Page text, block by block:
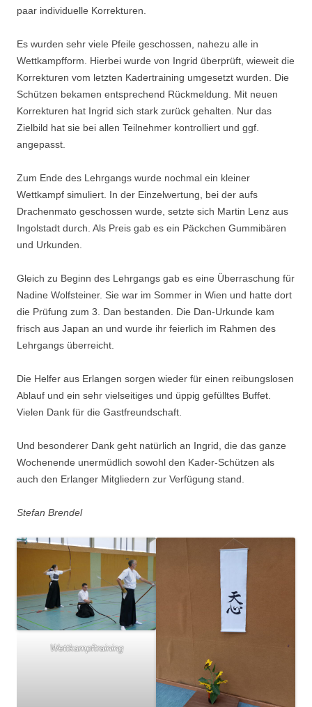
paar individuelle Korrekturen.
Es wurden sehr viele Pfeile geschossen, nahezu alle in
Wettkampfform. Hierbei wurde von Ingrid überprüft, wieweit die
Korrekturen vom letzten Kadertraining umgesetzt wurden. Die
Schützen bekamen entsprechend Rückmeldung. Mit neuen
Korrekturen hat Ingrid sich stark zurück gehalten. Nur das
Zielbild hat sie bei allen Teilnehmer kontrolliert und ggf.
angepasst.
Zum Ende des Lehrgangs wurde nochmal ein kleiner
Wettkampf simuliert. In der Einzelwertung, bei der aufs
Drachenmato geschossen wurde, setzte sich Martin Lenz aus
Ingolstadt durch. Als Preis gab es ein Päckchen Gummibären
und Urkunden.
Gleich zu Beginn des Lehrgangs gab es eine Überraschung für
Nadine Wolfsteiner. Sie war im Sommer in Wien und hatte dort
die Prüfung zum 3. Dan bestanden. Die Dan-Urkunde kam
frisch aus Japan an und wurde ihr feierlich im Rahmen des
Lehrgangs überreicht.
Die Helfer aus Erlangen sorgen wieder für einen reibungslosen
Ablauf und ein sehr vielseitiges und üppig gefülltes Buffet.
Vielen Dank für die Gastfreundschaft.
Und besonderer Dank geht natürlich an Ingrid, die das ganze
Wochenende unermüdlich sowohl den Kader-Schützen als
auch den Erlanger Mitgliedern zur Verfügung stand.
Stefan Brendel
Wettkampftraining